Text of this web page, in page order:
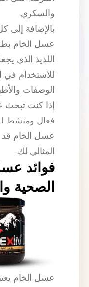
والسكري.
بالإضافة إلى
عسل الخام
اللذيذ الذي
للاستخدام في
الوصفات
إذا كنت تبحث
فعال ومنشط
عسل الخام قد
المثالي لك.
فوائد
الصحية
عسل الخام